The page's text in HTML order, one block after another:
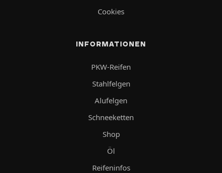
Cookies
INFORMATIONEN
PKW-Reifen
Stahlfelgen
Alufelgen
Schneeketten
Shop
Öl
Reifeninfos